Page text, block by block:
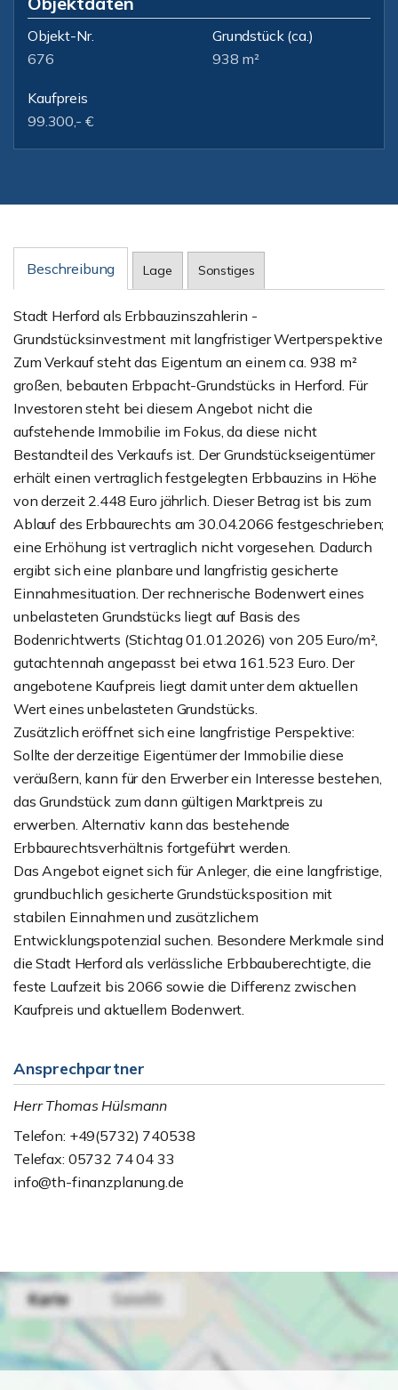
Objekt-Nr.
676
Grundstück(ca.)
938 m²
Kaufpreis
99.300,- €
Beschreibung Lage Sonstiges
Stadt Herford als Erbbauzinszahlerin -
Grundstücksinvestment mit langfristiger Wertperspektive
Zum Verkauf steht das Eigentum an einem ca. 938 m²
großen, bebauten Erbpacht-Grundstücks in Herford. Für
Investoren steht bei diesem Angebot nicht die
aufstehende Immobilie im Fokus, da diese nicht
Bestandteil des Verkaufs ist. Der Grundstückseigentümer
erhält einen vertraglich festgelegten Erbbauzins in Höhe
von derzeit 2.448 Euro jährlich. Dieser Betrag ist bis zum
Ablauf des Erbbaurechts am 30.04.2066 festgeschrieben;
eine Erhöhung ist vertraglich nicht vorgesehen. Dadurch
ergibt sich eine planbare und langfristig gesicherte
Einnahmesituation. Der rechnerische Bodenwert eines
unbelasteten Grundstücks liegt auf Basis des
Bodenrichtwerts (Stichtag 01.01.2026) von 205 Euro/m²,
gutachtennah angepasst bei etwa 161.523 Euro. Der
angebotene Kaufpreis liegt damit unter dem aktuellen
Wert eines unbelasteten Grundstücks.
Zusätzlich eröffnet sich eine langfristige Perspektive:
Sollte der derzeitige Eigentümer der Immobilie diese
veräußern, kann für den Erwerber ein Interesse bestehen,
das Grundstück zum dann gültigen Marktpreis zu
erwerben. Alternativ kann das bestehende
Erbbaurechtsverhältnis fortgeführt werden.
Das Angebot eignet sich für Anleger, die eine langfristige,
grundbuchlich gesicherte Grundstücksposition mit
stabilen Einnahmen und zusätzlichem
Entwicklungspotenzial suchen. Besondere Merkmale sind
die Stadt Herford als verlässliche Erbbauberechtigte, die
feste Laufzeit bis 2066 sowie die Differenz zwischen
Kaufpreis und aktuellem Bodenwert.
Ansprechpartner
Herr Thomas Hülsmann
Telefon: +49(5732) 740538
Telefax: 05732 74 04 33
info@th-finanzplanung.de